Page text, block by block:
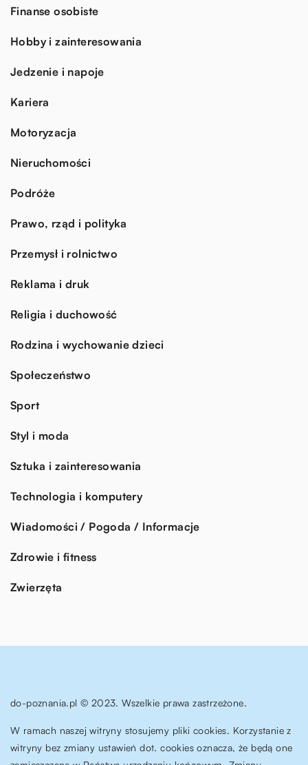
Finanse osobiste
Hobby i zainteresowania
Jedzenie i napoje
Kariera
Motoryzacja
Nieruchomości
Podróże
Prawo, rząd i polityka
Przemysł i rolnictwo
Reklama i druk
Religia i duchowość
Rodzina i wychowanie dzieci
Społeczeństwo
Sport
Styl i moda
Sztuka i zainteresowania
Technologia i komputery
Wiadomości / Pogoda / Informacje
Zdrowie i fitness
Zwierzęta
do-poznania.pl © 2023. Wszelkie prawa zastrzeżone.
W ramach naszej witryny stosujemy pliki cookies. Korzystanie z
witryny bez zmiany ustawień dot. cookies oznacza, że będą one